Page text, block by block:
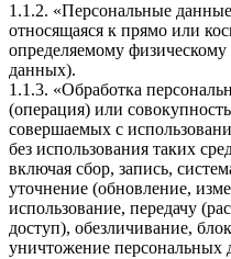
1.1.2. «Персональные
относящаяся к прямо или
определяемому
данных).
1.1.3. «Обработка
(операция) или
совершаемых с
без использования таких
включая сбор, запись,
уточнение (обновление,
использование, передачу
доступ), обезличивание,
уничтожение персональных